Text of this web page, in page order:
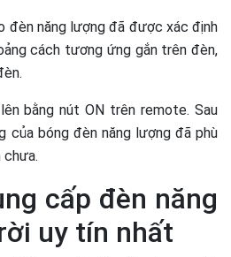
đèn năng lượng đã được xác định
cách tương ứng gắn trên đèn,
bằng nút ON trên remote. Sau
của bóng đèn năng lượng đã phù
chưa.
cấp đèn năng
uy tín nhất